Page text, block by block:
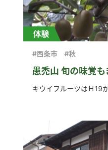
体験
愚禿山 旬の味覚も
#西条市 #秋
キウイフルーツはＨ19